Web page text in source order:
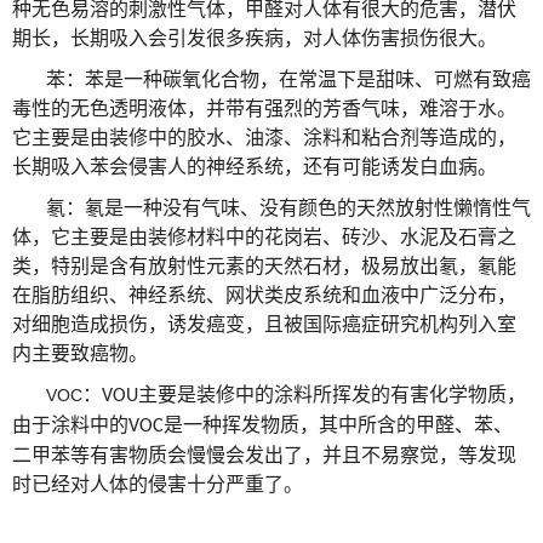
种无色易溶的刺激性气体，甲醛对人体有很大的危害，潜伏
期长，长期吸入会引发很多疾病，对人体伤害损伤很大。
苯：苯是一种碳氧化合物，在常温下是甜味、可燃有致癌
毒性的无色透明液体，并带有强烈的芳香气味，难溶于水。
它主要是由装修中的胶水、油漆、涂料和粘合剂等造成的，
长期吸入苯会侵害人的神经系统，还有可能诱发白血病。
氡：氡是一种没有气味、没有颜色的天然放射性懒惰性气
体，它主要是由装修材料中的花岗岩、砖沙、水泥及石膏之
类，特别是含有放射性元素的天然石材，极易放出氡，氡能
在脂肪组织、神经系统、网状类皮系统和血液中广泛分布，
对细胞造成损伤，诱发癌变，且被国际癌症研究机构列入室
内主要致癌物。
VOC： VOU主要是装修中的涂料所挥发的有害化学物质，
由于涂料中的VOC是一种挥发物质，其中所含的甲醛、苯、
二甲苯等有害物质会慢慢会发出了，并且不易察觉，等发现
时已经对人体的侵害十分严重了。